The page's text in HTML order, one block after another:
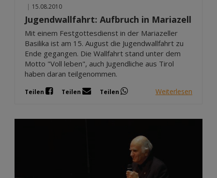
| 15.08.2010
Jugendwallfahrt: Aufbruch in Mariazell
Mit einem Festgottesdienst in der Mariazeller
Basilika ist am 15. August die Jugendwallfahrt zu
Ende gegangen. Die Wallfahrt stand unter dem
Motto "Voll leben", auch Jugendliche aus Tirol
haben daran teilgenommen.
Teilen Teilen Teilen Weiterlesen